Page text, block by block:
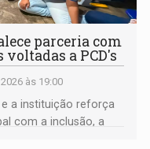
parceria com
voltadas a PCD's
às 19:00
a instituição reforça
com a inclusão, a